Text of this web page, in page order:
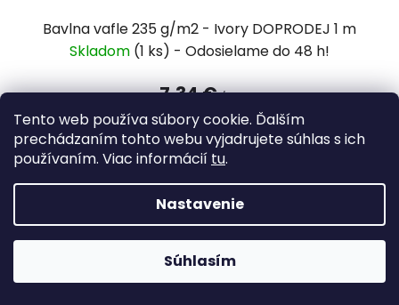
Tento web používa súbory cookie. Ďalším
prechádzaním tohto webu vyjadrujete súhlas s ich
používaním. Viac informácií tu.
Nastavenie
Súhlasím
Bavlna vafle 235 g/m2 - Ivory DOPRODEJ 1 m
Skladom (1 ks)
7,34 €/ ks
DO KOŠÍKA